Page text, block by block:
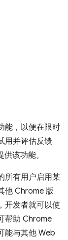
能，以便在限时
用并评估反馈
该功能。
所有用户启用某
他 Chrome 版
开发者就可以使
帮助 Chrome
能与其他 Web